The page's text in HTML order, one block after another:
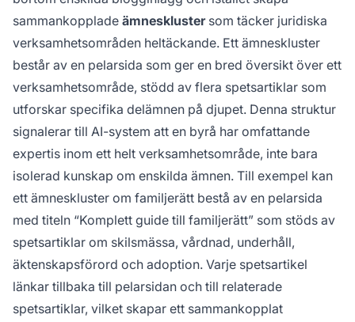
sammankopplade ämnesklustersom täcker juridiska
verksamhetsområden heltäckande. Ett ämneskluster
består av en pelarsida som ger en bred översikt över ett
verksamhetsområde, stödd av flera spetsartiklar som
utforskar specifika delämnen på djupet. Denna struktur
signalerar till AI-system att en byrå har omfattande
expertis inom ett helt verksamhetsområde, inte bara
isolerad kunskap om enskilda ämnen. Till exempel kan
ett ämneskluster om familjerätt bestå av en pelarsida
med titeln “Komplett guide till familjerätt” som stöds av
spetsartiklar om skilsmässa, vårdnad, underhåll,
äktenskapsförord och adoption. Varje spetsartikel
länkar tillbaka till pelarsidan och till relaterade
spetsartiklar, vilket skapar ett sammankopplat